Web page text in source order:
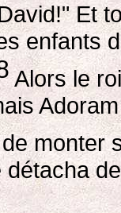
Et
enfants
Alors le